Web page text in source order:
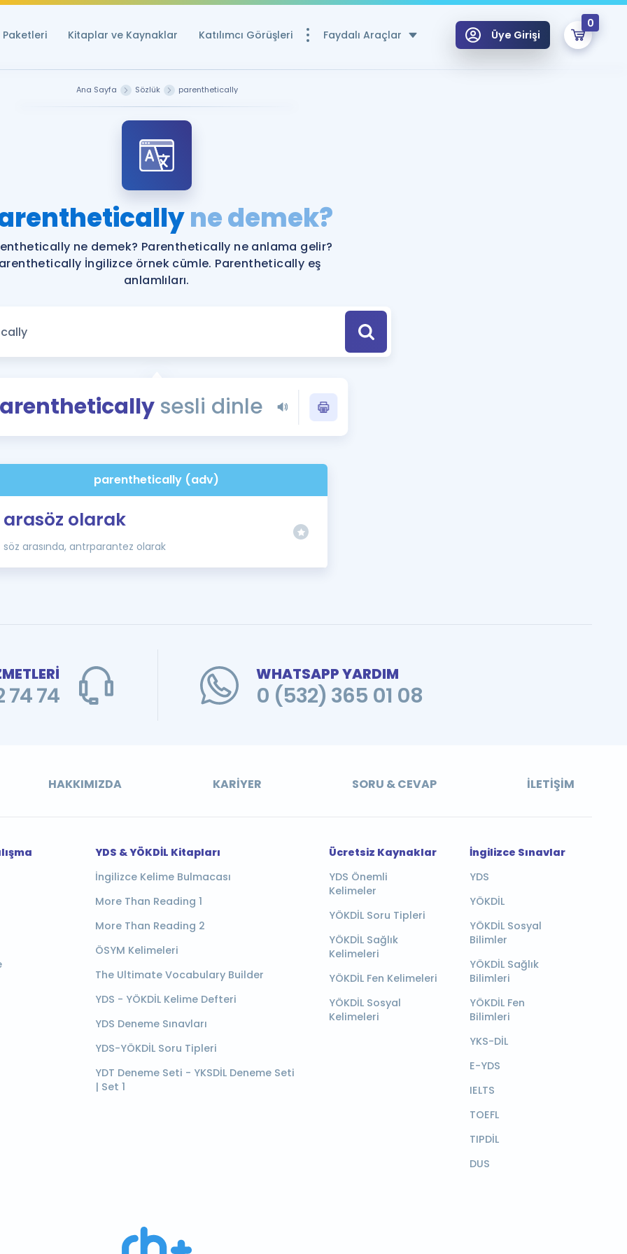
Paketleri Kitaplar ve Kaynaklar Katılımcı Görüşleri Faydalı Araçlar
Ücretsiz Kaynaklar
YDS ve YÖKDİL için Ücretsiz Kaynaklar
YDS ve YÖKDİL Puan Hesaplama Aracı
YDS ve YÖKDİL'e Hazırlananlar için Öneriler
Eğitim ve Kitaplara Özel Fırsatlar
YDS - YÖKDİL Tüm Sınavlarla İlgili Haberler
İngilizce Gramer
İngilizce Gramer ve Konu Anlatımı
Üye Girişi
0
Remzi Hoca ile seni sınava hazırlayacak onlarca eğitim seni bekliyor!
Ana Sayfa Sözlük parenthetically
ne demek?
ne demek? Parenthetically ne anlama gelir?
İngilizce örnek cümle. Parenthetically eş
anlamlıları.
sesli dinle
parenthetically (adv)
arasöz olarak
söz arasında, antrparantez olarak
74
WHATSAPP YARDIM
0 (532) 365 01 08
HAKKIMIZDA KARIYER SORU & CEVAP İLETIŞIM
YDS & YÖKDİL Kitapları
İngilizce Kelime Bulmacası
More Than Reading 1
More Than Reading 2
ÖSYM Kelimeleri
The Ultimate Vocabulary Builder
YDS - YÖKDİL Kelime Defteri
YDS Deneme Sınavları
YDS-YÖKDİL Soru Tipleri
YDT Deneme Seti - YKSDİL Deneme Seti
| Set 1
Ücretsiz Kaynaklar
YDS Önemli
Kelimeler
YÖKDİL Soru Tipleri
YÖKDİL Sağlık
Kelimeleri
YÖKDİL Fen Kelimeleri
YÖKDİL Sosyal
Kelimeleri
İngilizce Sınavlar
YDS
YÖKDİL
YÖKDİL Sosyal
Bilimler
YÖKDİL Sağlık
Bilimleri
YÖKDİL Fen
Bilimleri
YKS-DİL
E-YDS
IELTS
TOEFL
TIPDİL
DUS